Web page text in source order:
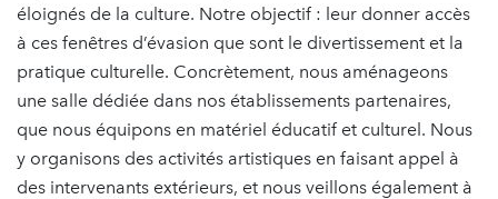
éloignés de la culture. Notre objectif : leur donner accès
à ces fenêtres d’évasion que sont le divertissement et la
pratique culturelle. Concrètement, nous aménageons
une salle dédiée dans nos établissements partenaires,
que nous équipons en matériel éducatif et culturel. Nous
y organisons des activités artistiques en faisant appel à
des intervenants extérieurs, et nous veillons également à